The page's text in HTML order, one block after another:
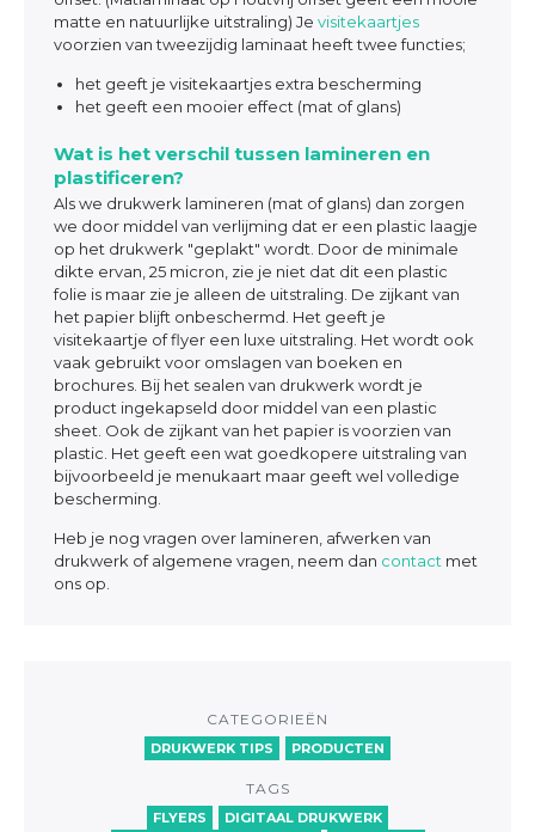
matte en natuurlijke uitstraling) Je visitekaartjes
voorzien van tweezijdig laminaat heeft twee functies;
het geeft je visitekaartjes extra bescherming
het geeft een mooier effect (mat of glans)
Wat is het verschil tussen lamineren en
plastificeren?
Als we drukwerk lamineren (mat of glans) dan zorgen
we door middel van verlijming dat er een plastic laagje
op het drukwerk "geplakt" wordt. Door de minimale
dikte ervan, 25 micron, zie je niet dat dit een plastic
folie is maar zie je alleen de uitstraling. De zijkant van
het papier blijft onbeschermd. Het geeft je
visitekaartje of flyer een luxe uitstraling. Het wordt ook
vaak gebruikt voor omslagen van boeken en
brochures. Bij het sealen van drukwerk wordt je
product ingekapseld door middel van een plastic
sheet. Ook de zijkant van het papier is voorzien van
plastic. Het geeft een wat goedkopere uitstraling van
bijvoorbeeld je menukaart maar geeft wel volledige
bescherming.
Heb je nog vragen over lamineren, afwerken van
drukwerk of algemene vragen, neem dan contact met
ons op.
CATEGORIEËN
DRUKWERK TIPS PRODUCTEN
TAGS
FLYERS
DIGITAAL DRUKWERK